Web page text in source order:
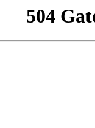
504